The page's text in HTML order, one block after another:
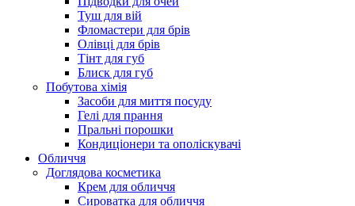
Туш для вій
Фломастери для брів
Олівці для брів
Тінт для губ
Блиск для губ
Побутова хімія
Засоби для миття посуду
Гелі для прання
Пральні порошки
Кондиціонери та ополіскувачі
Обличчя
Доглядова косметика
Крем для обличчя
Сироватка для обличчя